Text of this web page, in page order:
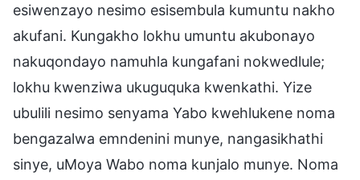
esiwenzayo nesimo esisembula kumuntu nakho
akufani. Kungakho lokhu umuntu akubonayo
nakuqondayo namuhla kungafani nokwedlule;
lokhu kwenziwa ukuguquka kwenkathi. Yize
ubulili nesimo senyama Yabo kwehlukene noma
bengazalwa emndenini munye, nangasikhathi
sinye, uMoya Wabo noma kunjalo munye. Noma